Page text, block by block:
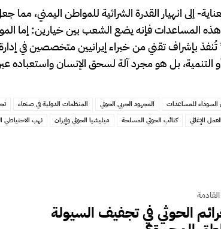
إلى انهيار القدرة الشرائية للمواطن اليمني، مما
هذه المساعدات فإنه يضع الشعب بين خيارين: إما
بإشراف تقني من خبراء إيرانيين متخصصين في
أو التنمية، بل هو مجرد آلة لسحق الإنسان واستعباده
السوداء للمساعدات المجهود الحربي الحوثي المنظمات الدولية في صنعاء
الإغاثي كتائب الحوثي المسلحة ميليشيا الحوثي وإيران نهب الاحتياطي
الحوثي في تجفيف السيولة